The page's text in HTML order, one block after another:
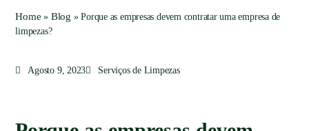
Home » Blog »Porque as empresas devem contratar uma empresa de
limpezas?
Agosto 9, 2023 Serviços de Limpezas